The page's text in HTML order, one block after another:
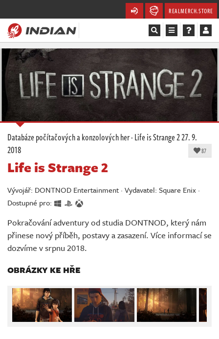
REALMERCH.STORE
Magazín
Recenze
Videa
Soutěže
Databáze
Komunita
Redakce
Živě
Databáze počítačových a konzolových her·Life is Strange 227. 9.
2018
87
Life is Strange 2
Vývojář: DONTNOD Entertainment · Vydavatel: Square Enix ·
Dostupné pro:
Pokračování adventury od studia DONTNOD, který nám
přinese nový příběh, postavy a zasazení. Více informací se
dozvíme v srpnu 2018.
OBRÁZKY KE HŘE